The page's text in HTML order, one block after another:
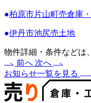
●柏原市片山町売倉庫
●伊丹市池尻売土地
物件詳細・条件などは
前へ 次へ
お知らせ一覧を見る